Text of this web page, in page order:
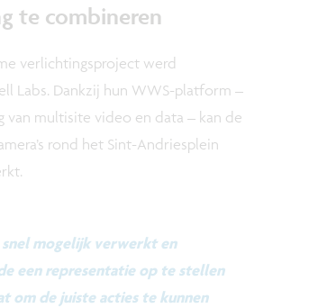
te combineren
verlichtingsproject werd
Labs. Dankzij hun WWS-platform –
multisite video en data – kan de
rond het Sint-Andriesplein
mogelijk verwerkt en
een representatie op te stellen
om de juiste acties te kunnen